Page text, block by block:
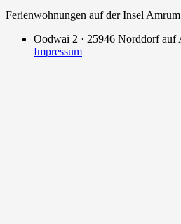
Ferienwohnungen auf der Insel Amrum
Oodwai 2 · 25946 Norddorf auf
Impressum